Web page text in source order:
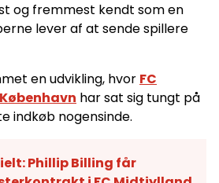
og fremmest kendt som en
lever af at sende spillere
en udvikling, hvor FC
har sat sig tungt på
indkøb nogensinde.
Phillip Billing får